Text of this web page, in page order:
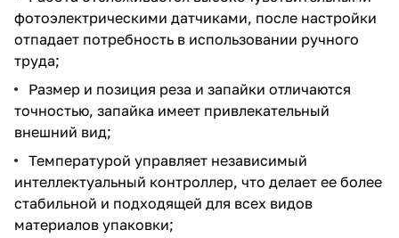
фотоэлектрическими датчиками, после настройки
отпадает потребность в использовании ручного
труда;
Размер и позиция реза и запайки отличаются
точностью, запайка имеет привлекательный
внешний вид;
Температурой управляет независимый
интеллектуальный контроллер, что делает ее более
стабильной и подходящей для всех видов
материалов упаковки;